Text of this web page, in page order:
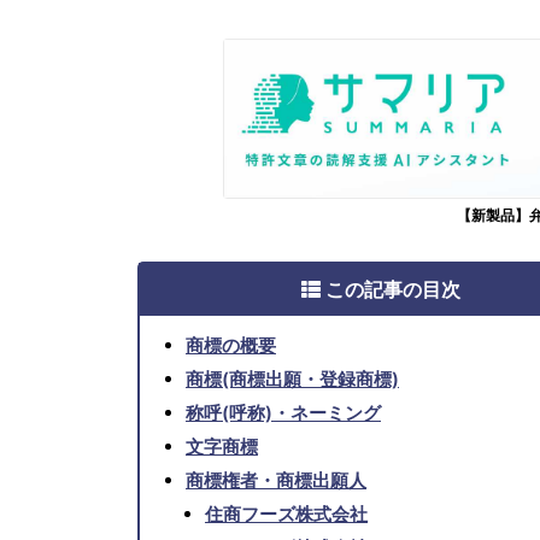
【新製品
この記事の目次
商標の概要
商標(商標出願・登録商標)
称呼(呼称)・ネーミング
文字商標
商標権者・商標出願人
住商フーズ株式会社